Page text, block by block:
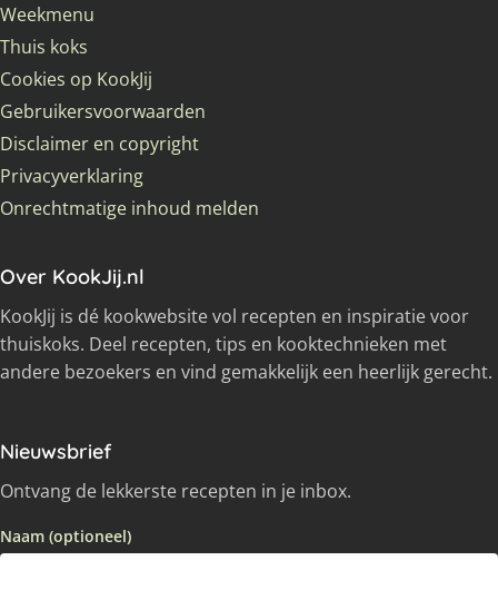
Weekmenu
Thuis koks
Cookies op KookJij
Gebruikersvoorwaarden
Disclaimer en copyright
Privacyverklaring
Onrechtmatige inhoud melden
Over KookJij.nl
KookJij is dé kookwebsite vol recepten en inspiratie voor
thuiskoks. Deel recepten, tips en kooktechnieken met
andere bezoekers en vind gemakkelijk een heerlijk gerecht.
Nieuwsbrief
Ontvang de lekkerste recepten in je inbox.
Naam (optioneel)